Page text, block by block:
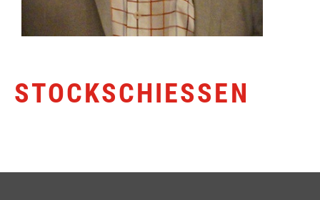
STOCKSCHIESSEN